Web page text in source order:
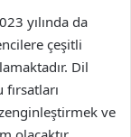
yılında da
çeşitli
Dil
ve